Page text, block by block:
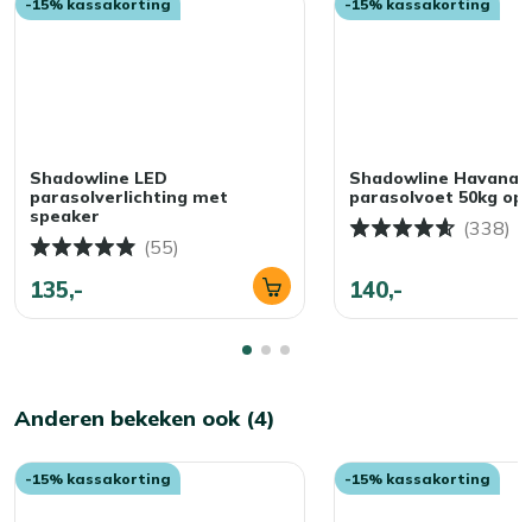
-15% kassakorting
Shadowline LED
parasolverlichting met
speaker
(55)
135,-
-15% kassakorting
Shadowline Havana
parasolvoet 50kg op
(338)
140,-
Anderen bekeken ook (4)
-15% kassakorting -15% kassakorting